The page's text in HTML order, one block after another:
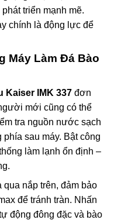
triển mạnh mẽ.
chính là động lực để
Máy Làm Đá Bào
Kaiser IMK 337 đơn
mới cũng có thể
tra nguồn nước sạch
sau máy. Bật công
làm lạnh ổn định –
nắp trên, đảm bảo
để tránh tràn. Nhấn
động đông đặc và bào